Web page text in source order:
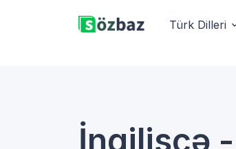
Türk Dilleri
İngiliscə